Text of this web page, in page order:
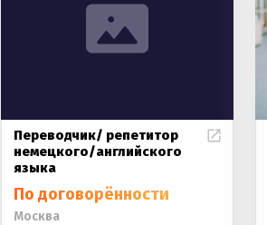
Переводчик/ репетитор
немецкого/английского
языка
По договорённости
Москва